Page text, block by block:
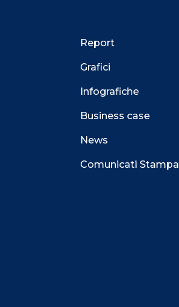
Report
Grafici
Infografiche
Business case
News
Comunicati Stampa